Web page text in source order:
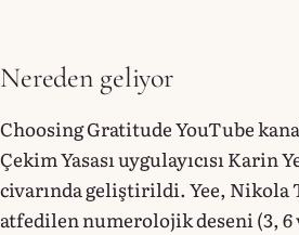
Nereden geliyor
Choosing Gratitude YouTube
Çekim Yasası uygulayıcısı Karin
civarında geliştirildi. Yee, Nikola
atfedilen numerolojik deseni (3, 6